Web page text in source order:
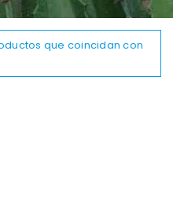
que coincidan con